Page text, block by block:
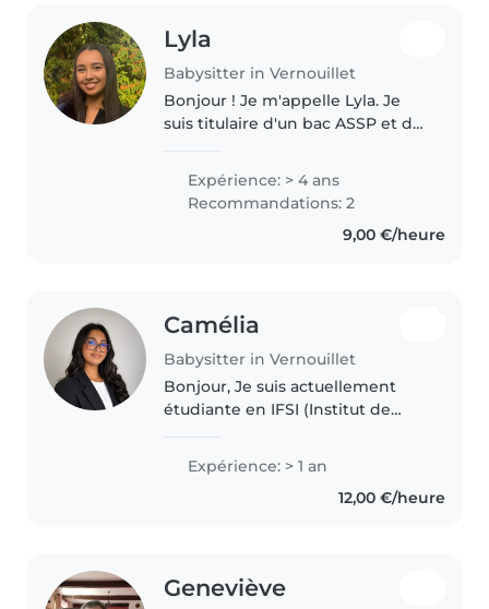
Lyla
Babysitter in Vernouillet
Bonjour ! Je m'appelle Lyla. Je
suis titulaire d'un bac ASSP et du
en centres et des stages en
école maternelle et en crèche.
J'adore m'occuper des enfants,..
Expérience: > 4 ans
Recommandations: 2
9,00 €/heure
Camélia
Babysitter in Vernouillet
Bonjour, Je suis actuellement
étudiante en IFSI (Institut de
babysitting. J'ai l'habitude de
Expérience: > 1 an
12,00 €/heure
Geneviève